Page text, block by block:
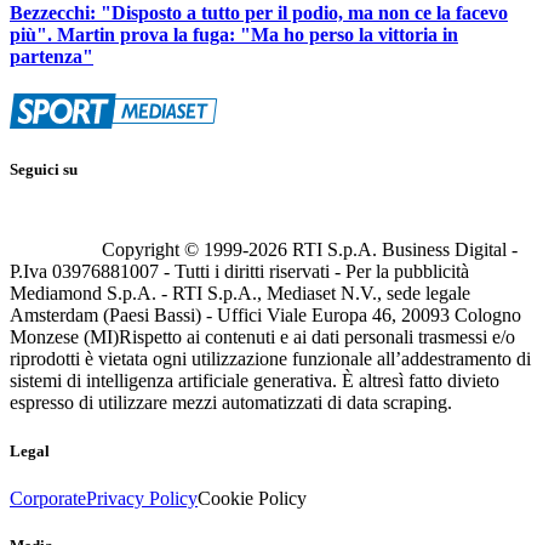
Bezzecchi: "Disposto a tutto per il podio, ma non ce la facevo
più". Martin prova la fuga: "Ma ho perso la vittoria in
partenza"
Seguici su
Copyright © 1999-2026 RTI S.p.A. Business Digital -
P.Iva 03976881007 - Tutti i diritti riservati - Per la pubblicità
Mediamond S.p.A. - RTI S.p.A., Mediaset N.V., sede legale
Amsterdam (Paesi Bassi) - Uffici Viale Europa 46, 20093 Cologno
Monzese (MI)Rispetto ai contenuti e ai dati personali trasmessi e/o
riprodotti è vietata ogni utilizzazione funzionale all’addestramento di
sistemi di intelligenza artificiale generativa. È altresì fatto divieto
espresso di utilizzare mezzi automatizzati di data scraping.
Legal
CorporatePrivacy PolicyCookie Policy